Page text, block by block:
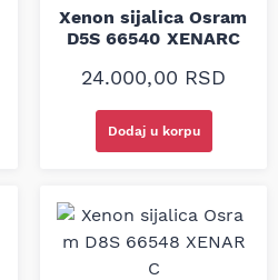
Xenon sijalica Osram
D5S 66540 XENARC
24.000,00 RSD
Dodaj u korpu